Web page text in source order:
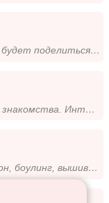
Ищу кого-то, с кем можно будет поделиться мыслями, поддержать в трудную минуту и вместе проводить время. Важно взаимное...
Я люблю общение и новые знакомства. Интересуюсь путешествиями, книгами и кулинарией. Всегда рада познакомиться с новыми...
Люблю играть в бадминтон, боулинг, вышивка, Гарри Потер, йога, медитация, пицца, сюрпризы, подарки, животных